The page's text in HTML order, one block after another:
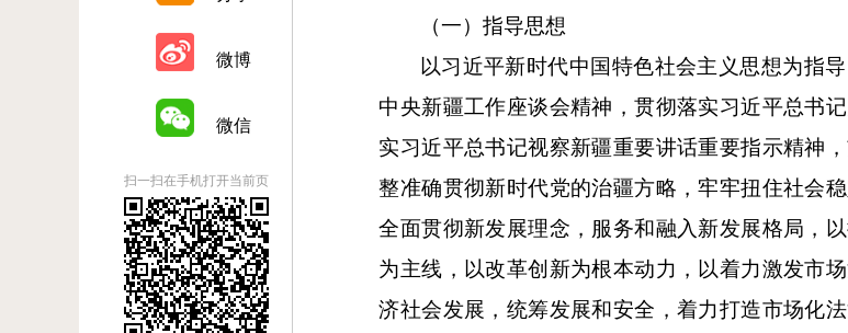
微博
微信
扫一扫在手机打开当前页
（一）指导思想
以习近平新时代中国特色社会主义思想为指
中央新疆工作座谈会精神，贯彻落实习近平总书
实习近平总书记视察新疆重要讲话重要指示精神
整准确贯彻新时代党的治疆方略，牢牢扭住社会
全面贯彻新发展理念，服务和融入新发展格局，
为主线，以改革创新为根本动力，以着力激发市
济社会发展，统筹发展和安全，着力打造市场化